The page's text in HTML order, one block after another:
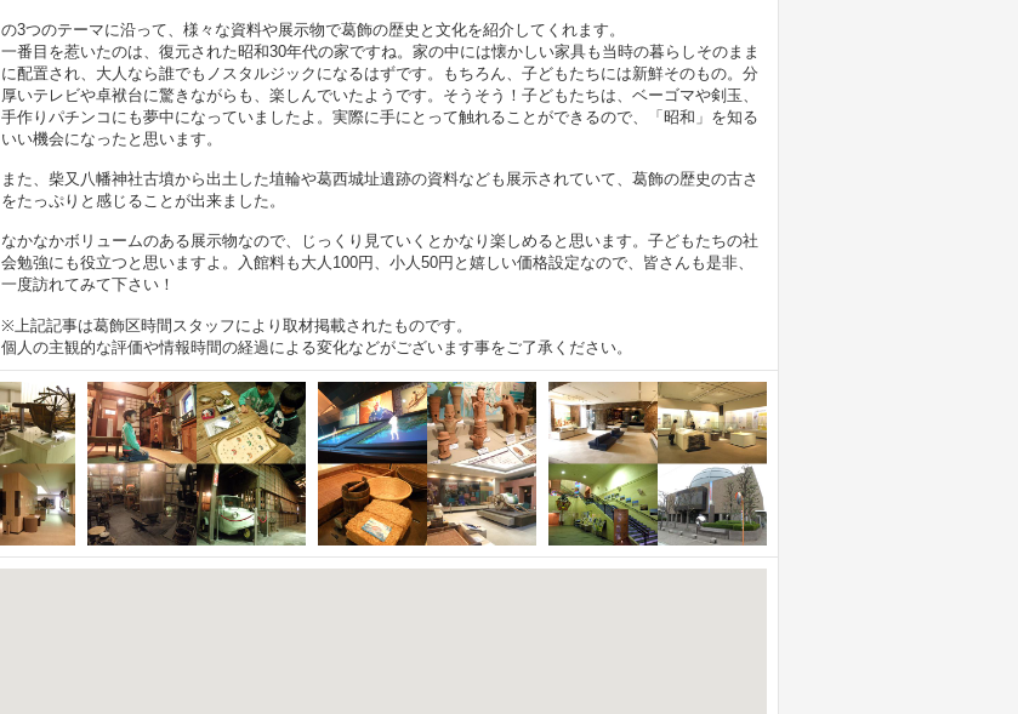
の3つのテーマに沿って、様々な資料や展示物で葛飾の歴史と文化を紹介してくれます。
一番目を惹いたのは、復元された昭和30年代の家ですね。家の中には懐かしい家具も当時の暮らしそのまま
に配置され、大人なら誰でもノスタルジックになるはずです。もちろん、子どもたちには新鮮そのもの。分
厚いテレビや卓袱台に驚きながらも、楽しんでいたようです。そうそう！子どもたちは、ベーゴマや剣玉、
手作りパチンコにも夢中になっていましたよ。実際に手にとって触れることができるので、「昭和」を知る
いい機会になったと思います。
また、柴又八幡神社古墳から出土した埴輪や葛西城址遺跡の資料なども展示されていて、葛飾の歴史の古さ
をたっぷりと感じることが出来ました。
なかなかボリュームのある展示物なので、じっくり見ていくとかなり楽しめると思います。子どもたちの社
会勉強にも役立つと思いますよ。入館料も大人100円、小人50円と嬉しい価格設定なので、皆さんも是非、
一度訪れてみて下さい！
※上記記事は葛飾区時間スタッフにより取材掲載されたものです。
個人の主観的な評価や情報時間の経過による変化などがございます事をご了承ください。